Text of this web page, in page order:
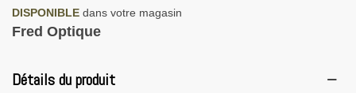
DISPONIBLE dans votre magasin
Fred Optique
Détails du produit